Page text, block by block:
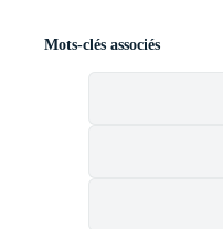
Mots-clés associés